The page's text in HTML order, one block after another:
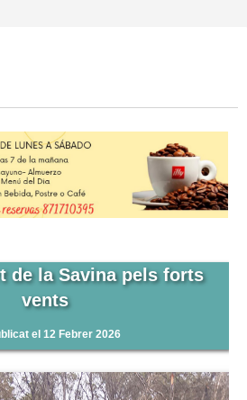
de la Savina pels forts
vents
el 12 Febrer 2026